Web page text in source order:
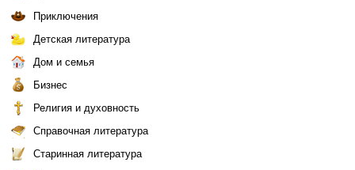
Приключения
Детская литература
Дом и семья
Бизнес
Религия и духовность
Справочная литература
Старинная литература